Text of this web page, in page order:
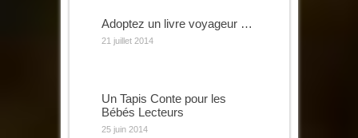
Adoptez un livre voyageur …
21 juillet 2014
Un Tapis Conte pour les
Bébés Lecteurs
25 juin 2014